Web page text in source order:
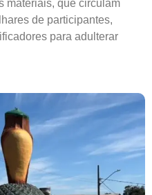
materiais, que circulam
de participantes,
para adulterar